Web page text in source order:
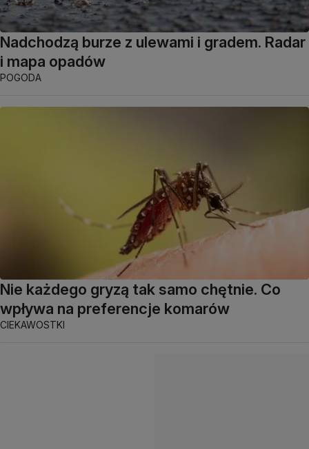
Nadchodzą burze z ulewami i gradem. Radar
i mapa opadów
POGODA
Nie każdego gryzą tak samo chętnie. Co
wpływa na preferencje komarów
CIEKAWOSTKI